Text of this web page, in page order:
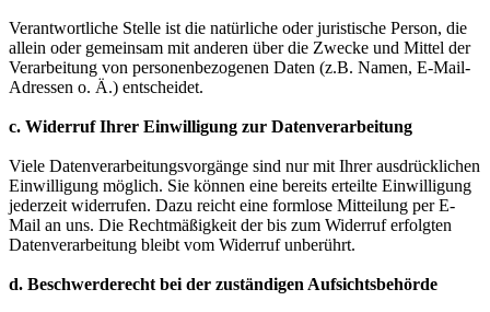
Verantwortliche Stelle ist die natürliche oder juristische Person, die
allein oder gemeinsam mit anderen über die Zwecke und Mittel der
Verarbeitung von personenbezogenen Daten (z.B. Namen, E-Mail-
Adressen o. Ä.) entscheidet.
c. Widerruf Ihrer Einwilligung zur Datenverarbeitung
Viele Datenverarbeitungsvorgänge sind nur mit Ihrer ausdrücklichen
Einwilligung möglich. Sie können eine bereits erteilte Einwilligung
jederzeit widerrufen. Dazu reicht eine formlose Mitteilung per E-
Mail an uns. Die Rechtmäßigkeit der bis zum Widerruf erfolgten
Datenverarbeitung bleibt vom Widerruf unberührt.
d. Beschwerderecht bei der zuständigen Aufsichtsbehörde